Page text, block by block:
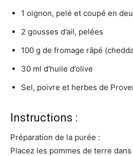
1 oignon, pelé et coupé en
2 gousses d’ail, pelées
100 g de fromage râpé
30 ml d’huile d’olive
Sel, poivre et herbes de
Instructions :
Préparation de la purée :
Placez les pommes de terre